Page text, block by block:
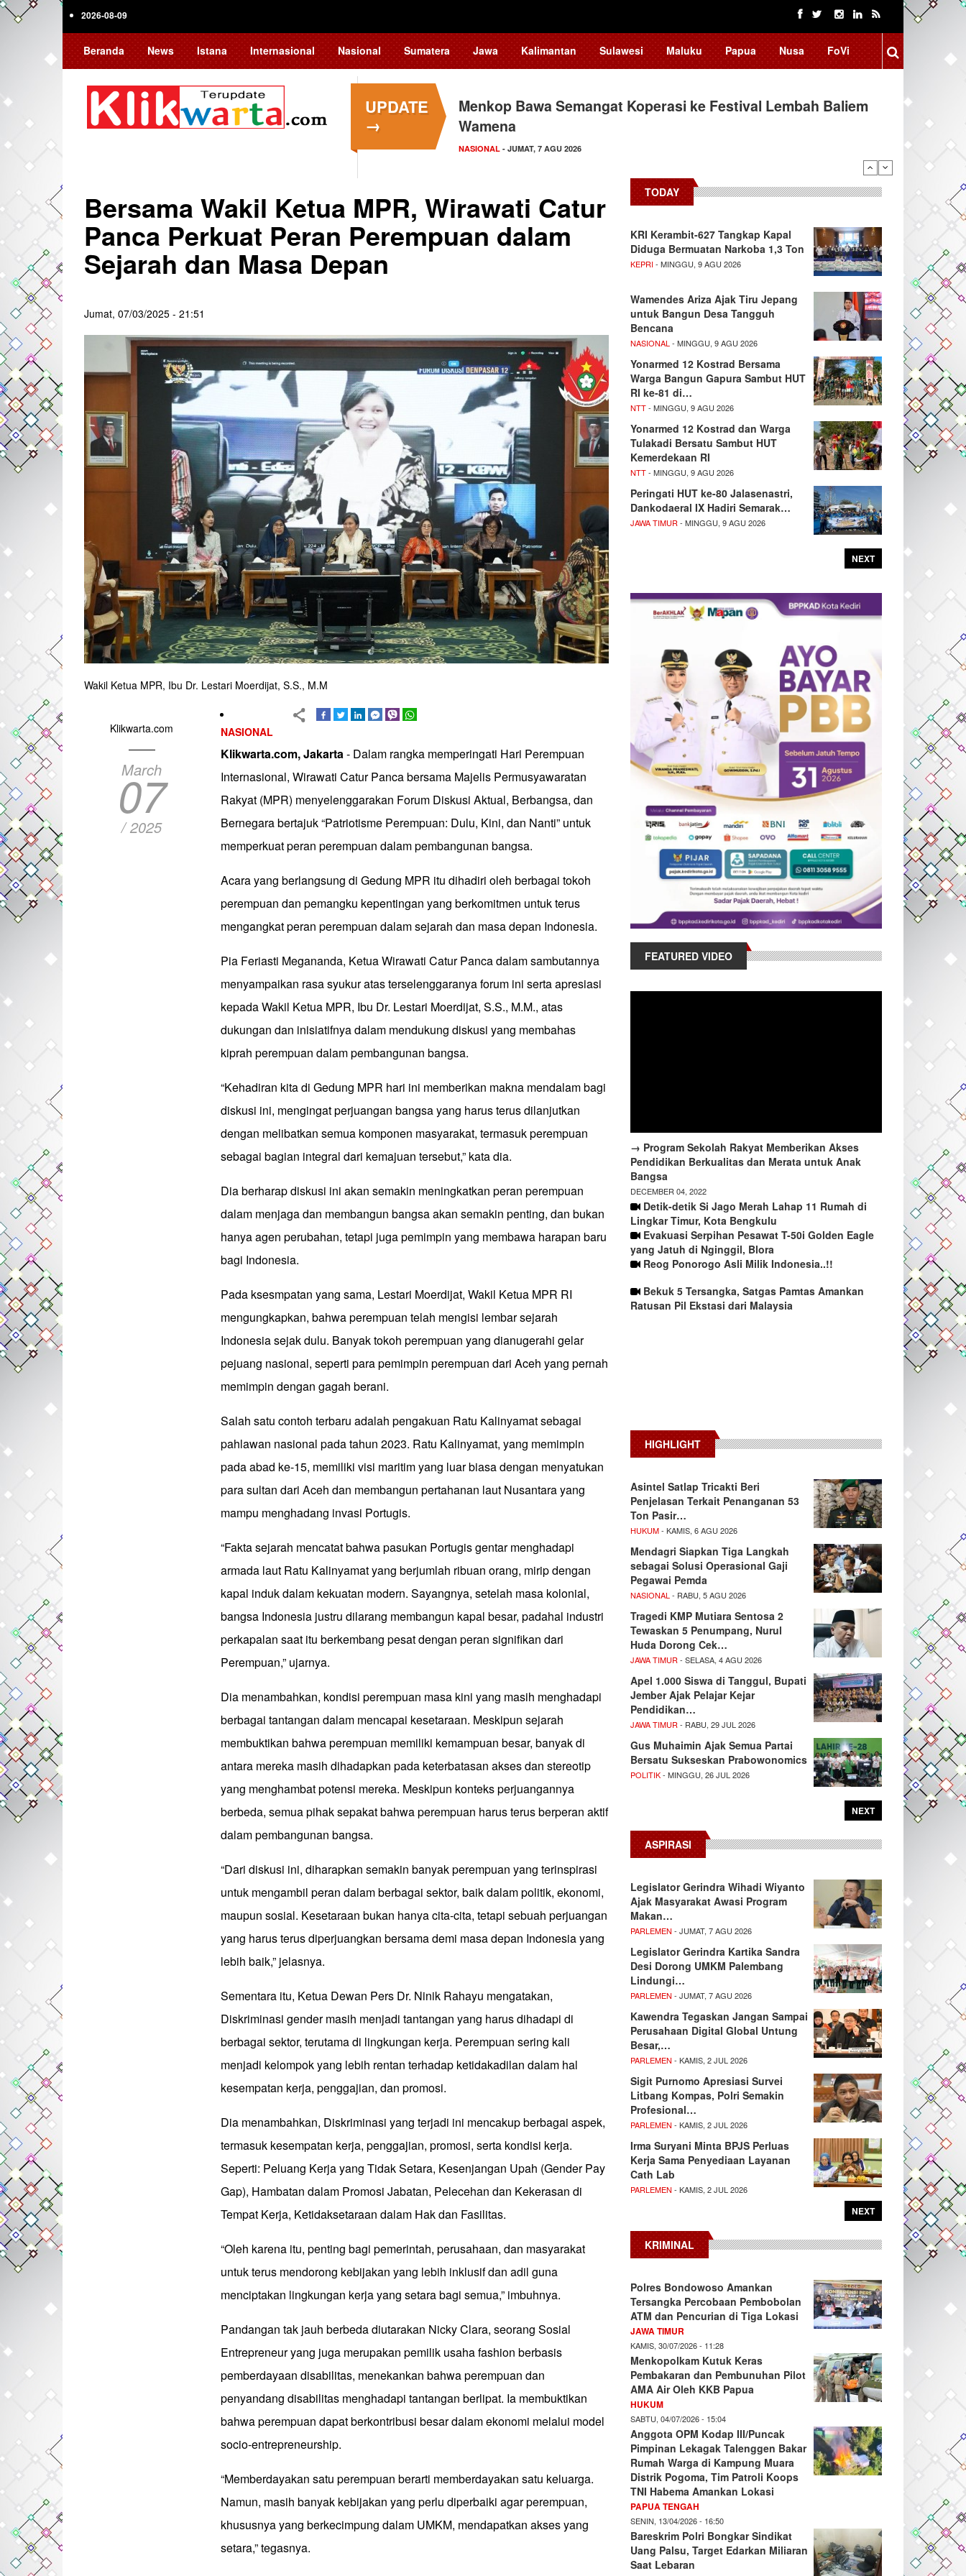
Skip
2026-08-09
Beranda News Istana Internasional Nasional Sumatera Jawa Kalimantan Sulawesi Maluku Papua Nusa FoVi
UPDATE
→
Menkop Bawa Semangat Koperasi ke Festival Lembah Baliem
Wamena
NASIONAL - JUMAT, 7 AGU 2026
Bersama Wakil Ketua MPR, Wirawati Catur
Panca Perkuat Peran Perempuan dalam
Sejarah dan Masa Depan
Jumat, 07/03/2025 - 21:51
Wakil Ketua MPR, Ibu Dr. Lestari Moerdijat, S.S., M.M
Klikwarta.com
March
07
/ 2025
NASIONAL
Klikwarta.com, Jakarta- Dalam rangka memperingati Hari Perempuan
Internasional, Wirawati Catur Panca bersama Majelis Permusyawaratan
Rakyat (MPR) menyelenggarakan Forum Diskusi Aktual, Berbangsa, dan
Bernegara bertajuk “Patriotisme Perempuan: Dulu, Kini, dan Nanti” untuk
memperkuat peran perempuan dalam pembangunan bangsa.
Acara yang berlangsung di Gedung MPR itu dihadiri oleh berbagai tokoh
perempuan dan pemangku kepentingan yang berkomitmen untuk terus
mengangkat peran perempuan dalam sejarah dan masa depan Indonesia.
Pia Feriasti Megananda, Ketua Wirawati Catur Panca dalam sambutannya
menyampaikan rasa syukur atas terselenggaranya forum ini serta apresiasi
kepada Wakil Ketua MPR, Ibu Dr. Lestari Moerdijat, S.S., M.M., atas
dukungan dan inisiatifnya dalam mendukung diskusi yang membahas
kiprah perempuan dalam pembangunan bangsa.
“Kehadiran kita di Gedung MPR hari ini memberikan makna mendalam bagi
diskusi ini, mengingat perjuangan bangsa yang harus terus dilanjutkan
dengan melibatkan semua komponen masyarakat, termasuk perempuan
sebagai bagian integral dari kemajuan tersebut,” kata dia.
Dia berharap diskusi ini akan semakin meningkatkan peran perempuan
dalam menjaga dan membangun bangsa akan semakin penting, dan bukan
hanya agen perubahan, tetapi juga pemimpin yang membawa harapan baru
bagi Indonesia.
Pada ksesmpatan yang sama, Lestari Moerdijat, Wakil Ketua MPR RI
mengungkapkan, bahwa perempuan telah mengisi lembar sejarah
Indonesia sejak dulu. Banyak tokoh perempuan yang dianugerahi gelar
pejuang nasional, seperti para pemimpin perempuan dari Aceh yang pernah
memimpin dengan gagah berani.
Salah satu contoh terbaru adalah pengakuan Ratu Kalinyamat sebagai
pahlawan nasional pada tahun 2023. Ratu Kalinyamat, yang memimpin
pada abad ke-15, memiliki visi maritim yang luar biasa dengan menyatukan
para sultan dari Aceh dan membangun pertahanan laut Nusantara yang
mampu menghadang invasi Portugis.
“Fakta sejarah mencatat bahwa pasukan Portugis gentar menghadapi
armada laut Ratu Kalinyamat yang berjumlah ribuan orang, mirip dengan
kapal induk dalam kekuatan modern. Sayangnya, setelah masa kolonial,
bangsa Indonesia justru dilarang membangun kapal besar, padahal industri
perkapalan saat itu berkembang pesat dengan peran signifikan dari
Perempuan,” ujarnya.
Dia menambahkan, kondisi perempuan masa kini yang masih menghadapi
berbagai tantangan dalam mencapai kesetaraan. Meskipun sejarah
membuktikan bahwa perempuan memiliki kemampuan besar, banyak di
antara mereka masih dihadapkan pada keterbatasan akses dan stereotip
yang menghambat potensi mereka. Meskipun konteks perjuangannya
berbeda, semua pihak sepakat bahwa perempuan harus terus berperan aktif
dalam pembangunan bangsa.
“Dari diskusi ini, diharapkan semakin banyak perempuan yang terinspirasi
untuk mengambil peran dalam berbagai sektor, baik dalam politik, ekonomi,
maupun sosial. Kesetaraan bukan hanya cita-cita, tetapi sebuah perjuangan
yang harus terus diperjuangkan bersama demi masa depan Indonesia yang
lebih baik,” jelasnya.
Sementara itu, Ketua Dewan Pers Dr. Ninik Rahayu mengatakan,
Diskriminasi gender masih menjadi tantangan yang harus dihadapi di
berbagai sektor, terutama di lingkungan kerja. Perempuan sering kali
menjadi kelompok yang lebih rentan terhadap ketidakadilan dalam hal
kesempatan kerja, penggajian, dan promosi.
Dia menambahkan, Diskriminasi yang terjadi ini mencakup berbagai aspek,
termasuk kesempatan kerja, penggajian, promosi, serta kondisi kerja.
Seperti: Peluang Kerja yang Tidak Setara, Kesenjangan Upah (Gender Pay
Gap), Hambatan dalam Promosi Jabatan, Pelecehan dan Kekerasan di
Tempat Kerja, Ketidaksetaraan dalam Hak dan Fasilitas.
“Oleh karena itu, penting bagi pemerintah, perusahaan, dan masyarakat
untuk terus mendorong kebijakan yang lebih inklusif dan adil guna
menciptakan lingkungan kerja yang setara bagi semua,” imbuhnya.
Pandangan tak jauh berbeda diutarakan Nicky Clara, seorang Sosial
Entrepreneur yang juga merupakan pemilik usaha fashion berbasis
pemberdayaan disabilitas, menekankan bahwa perempuan dan
penyandang disabilitas menghadapi tantangan berlipat. Ia membuktikan
bahwa perempuan dapat berkontribusi besar dalam ekonomi melalui model
socio-entrepreneurship.
“Memberdayakan satu perempuan berarti memberdayakan satu keluarga.
Namun, masih banyak kebijakan yang perlu diperbaiki agar perempuan,
khususnya yang berkecimpung dalam UMKM, mendapatkan akses yang
setara,” tegasnya.
TODAY
KRI Kerambit-627 Tangkap Kapal
Diduga Bermuatan Narkoba 1,3 Ton
KEPRI- MINGGU, 9 AGU 2026
Wamendes Ariza Ajak Tiru Jepang
untuk Bangun Desa Tangguh
Bencana
NASIONAL - MINGGU, 9 AGU 2026
Yonarmed 12 Kostrad Bersama
Warga Bangun Gapura Sambut HUT
RI ke-81 di…
NTT- MINGGU, 9 AGU 2026
Yonarmed 12 Kostrad dan Warga
Tulakadi Bersatu Sambut HUT
Kemerdekaan RI
NTT- MINGGU, 9 AGU 2026
Peringati HUT ke-80 Jalasenastri,
Dankodaeral IX Hadiri Semarak…
JAWA TIMUR - MINGGU, 9 AGU 2026
NEXT
FEATURED VIDEO
→ Program Sekolah Rakyat Memberikan Akses
Pendidikan Berkualitas dan Merata untuk Anak
Bangsa
DECEMBER 04, 2022
Detik-detik Si Jago Merah Lahap 11 Rumah di
Lingkar Timur, Kota Bengkulu
Evakuasi Serpihan Pesawat T-50i Golden Eagle
yang Jatuh di Nginggil, Blora
Reog Ponorogo Asli Milik Indonesia..!!
Bekuk 5 Tersangka, Satgas Pamtas Amankan
Ratusan Pil Ekstasi dari Malaysia
HIGHLIGHT
Asintel Satlap Tricakti Beri
Penjelasan Terkait Penanganan 53
Ton Pasir…
HUKUM- KAMIS, 6 AGU 2026
Mendagri Siapkan Tiga Langkah
sebagai Solusi Operasional Gaji
Pegawai Pemda
NASIONAL - RABU, 5 AGU 2026
Tragedi KMP Mutiara Sentosa 2
Tewaskan 5 Penumpang, Nurul
Huda Dorong Cek…
JAWA TIMUR - SELASA, 4 AGU 2026
Apel 1.000 Siswa di Tanggul, Bupati
Jember Ajak Pelajar Kejar
Pendidikan…
JAWA TIMUR - RABU, 29 JUL 2026
Gus Muhaimin Ajak Semua Partai
Bersatu Sukseskan Prabowonomics
POLITIK- MINGGU, 26 JUL 2026
NEXT
ASPIRASI
Legislator Gerindra Wihadi Wiyanto
Ajak Masyarakat Awasi Program
Makan…
PARLEMEN - JUMAT, 7 AGU 2026
Legislator Gerindra Kartika Sandra
Desi Dorong UMKM Palembang
Lindungi…
PARLEMEN - JUMAT, 7 AGU 2026
Kawendra Tegaskan Jangan Sampai
Perusahaan Digital Global Untung
Besar,…
PARLEMEN - KAMIS, 2 JUL 2026
Sigit Purnomo Apresiasi Survei
Litbang Kompas, Polri Semakin
Profesional…
PARLEMEN - KAMIS, 2 JUL 2026
Irma Suryani Minta BPJS Perluas
Kerja Sama Penyediaan Layanan
Cath Lab
PARLEMEN - KAMIS, 2 JUL 2026
NEXT
KRIMINAL
Polres Bondowoso Amankan
Tersangka Percobaan Pembobolan
ATM dan Pencurian di Tiga Lokasi
JAWA TIMUR
KAMIS, 30/07/2026 - 11:28
Menkopolkam Kutuk Keras
Pembakaran dan Pembunuhan Pilot
AMA Air Oleh KKB Papua
HUKUM
SABTU, 04/07/2026 - 15:04
Anggota OPM Kodap III/Puncak
Pimpinan Lekagak Talenggen Bakar
Rumah Warga di Kampung Muara
Distrik Pogoma, Tim Patroli Koops
TNI Habema Amankan Lokasi
PAPUA TENGAH
SENIN, 13/04/2026 - 16:50
Bareskrim Polri Bongkar Sindikat
Uang Palsu, Target Edarkan Miliaran
Saat Lebaran